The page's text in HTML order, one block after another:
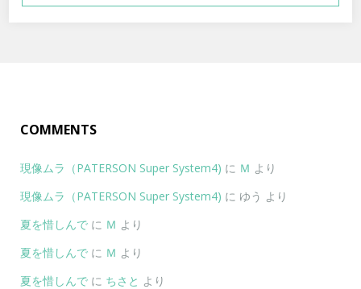
COMMENTS
現像ムラ（PATERSON Super System4) に Ｍ より
現像ムラ（PATERSON Super System4) に ゆう より
夏を惜しんで に Ｍ より
夏を惜しんで に Ｍ より
夏を惜しんで に ちさと より